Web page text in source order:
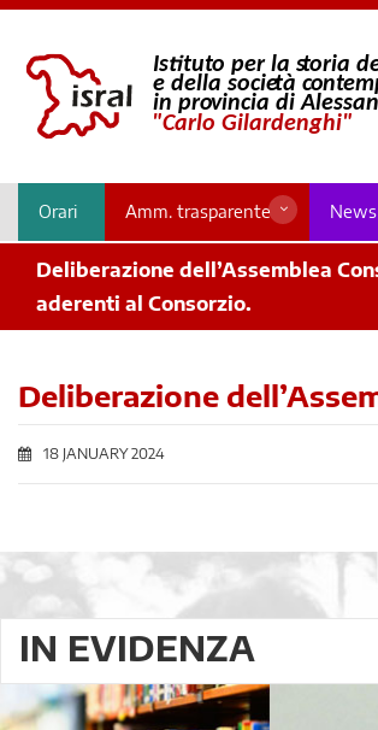
Orari Amm. trasparente News
Deliberazione dell’Assemblea
aderenti al Consorzio.
Deliberazione
18 JANUARY 2024
IN EVIDENZA